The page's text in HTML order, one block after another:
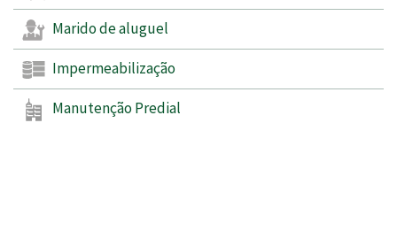
Marido de aluguel
Impermeabilização
Manutenção Predial